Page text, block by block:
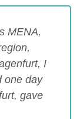
MENA,
I
one day
gave